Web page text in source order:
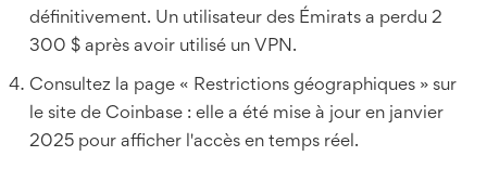
définitivement. Un utilisateur des Émirats a perdu 2
300 $ après avoir utilisé un VPN.
Consultez la page « Restrictions géographiques » sur
le site de Coinbase : elle a été mise à jour en janvier
2025 pour afficher l'accès en temps réel.